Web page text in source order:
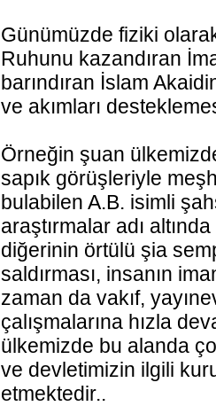
Günümüzde fiziki
Ruhunu kazandıran
barındıran İslam
ve akımları
Örneğin şuan
sapık görüşleriyle
bulabilen A.B. isimli
araştırmalar adı
diğerinin örtülü şia
saldırması, insanın
zaman da vakıf,
çalışmalarına hızla
ülkemizde bu alanda
ve devletimizin ilgili
etmektedir..